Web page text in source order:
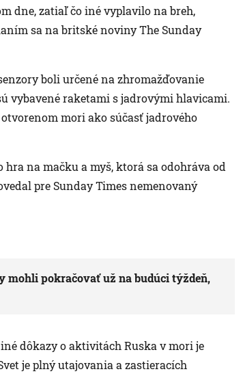
dne, zatiaľ čo iné vyplavilo na breh,
sa na britské noviny The Sunday
boli určené na zhromažďovanie
vybavené raketami s jadrovými hlavicami.
mori ako súčasť jadrového
na mačku a myš, ktorá sa odohráva od
pre Sunday Times nemenovaný
mohli pokračovať už na budúci týždeň,
dôkazy o aktivitách Ruska v mori je
je plný utajovania a zastieracích